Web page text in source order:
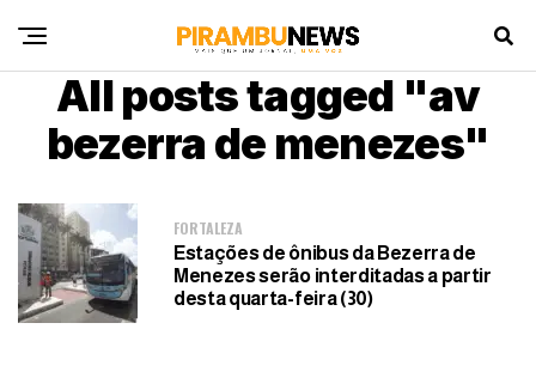
All posts tagged "av
bezerra de menezes"
FORTALEZA
Estações de ônibus da Bezerra de
Menezes serão interditadas a partir
desta quarta-feira (30)